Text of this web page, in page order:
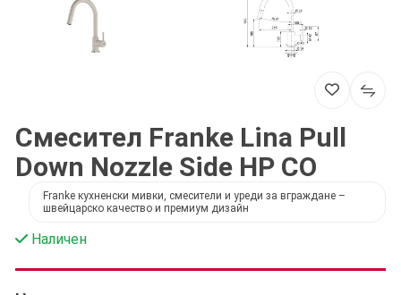
Смесител Franke Lina Pull
Down Nozzle Side HP CO
Franke кухненски мивки, смесители и уреди за вграждане –
швейцарско качество и премиум дизайн
Наличен